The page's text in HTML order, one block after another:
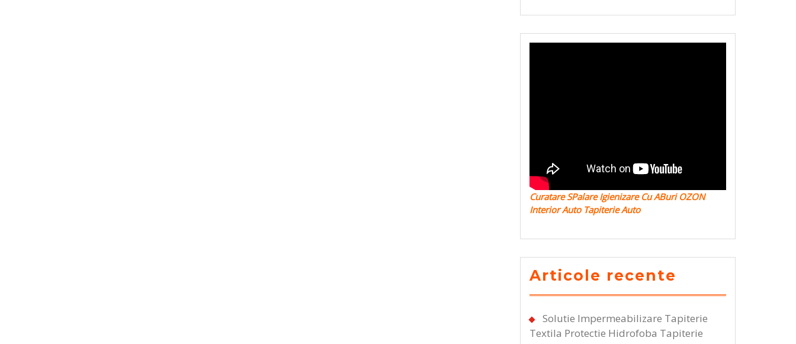
Curatare SPalare Igienizare Cu ABuri OZON
Interior Auto Tapiterie Auto
Articole recente
Solutie Impermeabilizare Tapiterie
Textila Protectie Hidrofoba Tapiterie